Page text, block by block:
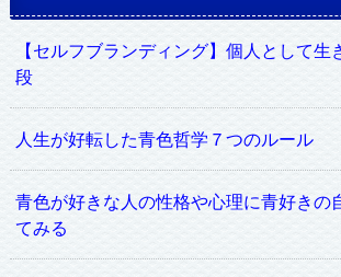
【セルフブランディング】個人として生
段
人生が好転した青色哲学７つのルール
青色が好きな人の性格や心理に青好きの
てみる